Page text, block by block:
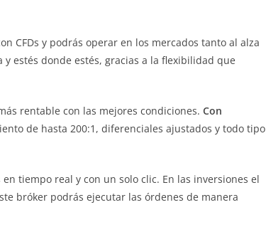
CFDs y podrás operar en los mercados tanto al alza
estés donde estés, gracias a la flexibilidad que
rentable con las mejores condiciones. Con
de hasta 200:1, diferenciales ajustados y todo tipo
tiempo real y con un solo clic. En las inversiones el
bróker podrás ejecutar las órdenes de manera